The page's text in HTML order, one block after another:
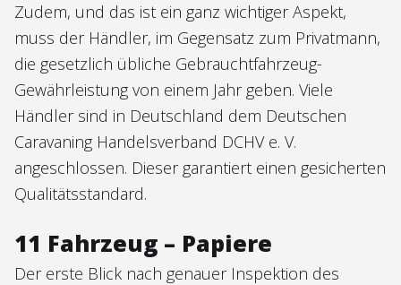
Zudem, und das ist ein ganz wichtiger Aspekt,
muss der Händler, im Gegensatz zum Privatmann,
die gesetzlich übliche Gebrauchtfahrzeug-
Gewährleistung von einem Jahr geben. Viele
Händler sind in Deutschland dem Deutschen
Caravaning Handelsverband DCHV e. V.
angeschlossen. Dieser garantiert einen gesicherten
Qualitätsstandard.
11 Fahrzeug – Papiere
Der erste Blick nach genauer Inspektion des